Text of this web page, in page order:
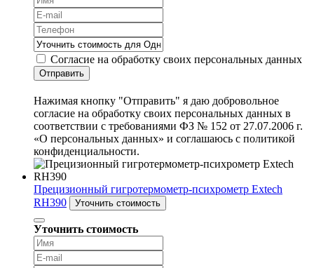
Согласие на обработку своих персональных данных
Отправить
Нажимая кнопку "Отправить" я даю добровольное
согласие на обработку своих персональных данных в
соответствии с требованиями ФЗ № 152 от 27.07.2006 г.
«О персональных данных» и соглашаюсь с политикой
конфиденциальности.
Прецизионный гигротермометр-психрометр Extech
RH390
Уточнить стоимость
Уточнить стоимость